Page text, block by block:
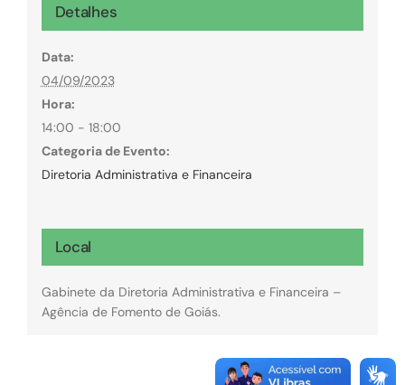
Detalhes
Data:
04/09/2023
Hora:
14:00 - 18:00
Categoria de Evento:
Diretoria Administrativa e Financeira
Local
Gabinete da Diretoria Administrativa e Financeira –
Agência de Fomento de Goiás.